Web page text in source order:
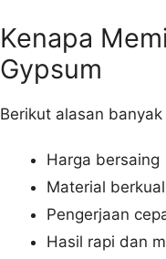
Kenapa
Gypsum
Berikut alasan
Harga bersaing
Material
Pengerjaan
Hasil rapi dan